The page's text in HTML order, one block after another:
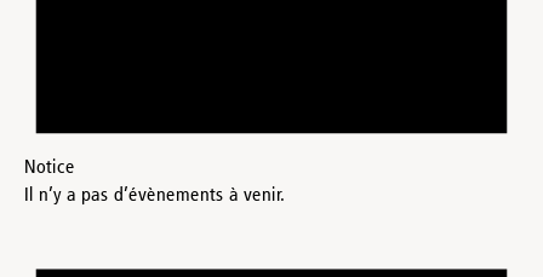
Notice
Il n’y a pas d’évènements à venir.